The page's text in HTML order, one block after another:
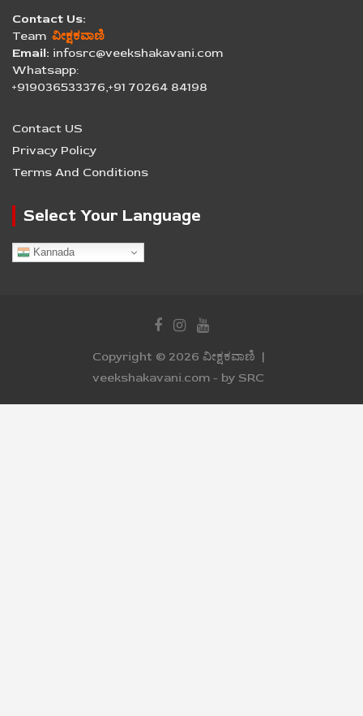
Contact Us:
Team ವೀಕ್ಷಕವಾಣಿ
Email: infosrc@veekshakavani.com
Whatsapp:
+919036533376,+91 70264 84198
Contact US
Privacy Policy
Terms And Conditions
Select Your Language
Kannada
Copyright © 2026 ವೀಕ್ಷಕವಾಣಿ
veekshakavani.com - by SRC